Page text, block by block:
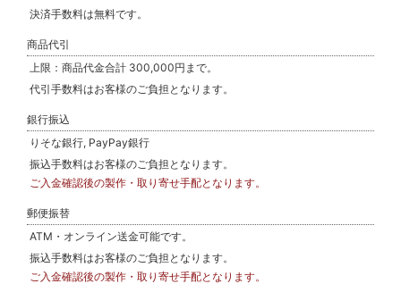
決済手数料は無料です。
商品代引
上限：商品代金合計 300,000円まで。
代引手数料はお客様のご負担となります。
銀行振込
りそな銀行, PayPay銀行
振込手数料はお客様のご負担となります。
ご入金確認後の製作・取り寄せ手配となります。
郵便振替
ATM・オンライン送金可能です。
振込手数料はお客様のご負担となります。
ご入金確認後の製作・取り寄せ手配となります。